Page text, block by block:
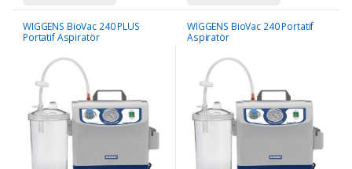
WIGGENS BioVac 240 PLUS
Portatif Aspiratör
WIGGENS BioVac 240 Portatif
Aspiratör